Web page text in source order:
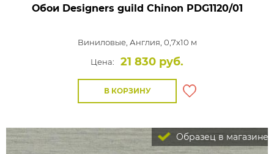
Обои Designers guild Chinon PDG1120/01
Виниловые, Англия, 0,7x10 м
Цена:
21 830 руб.
В КОРЗИНУ
Образец в магазине